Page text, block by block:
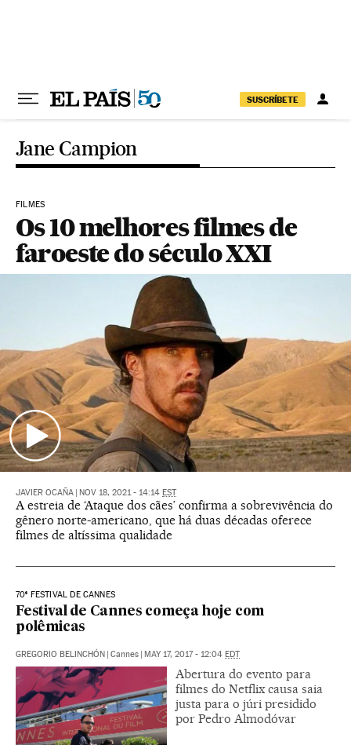
SUSCRÍBETE
Jane Campion
FILMES
Os 10 melhores filmes de
faroeste do século XXI
JAVIER OCAÑA NOV 18, 2021 - 14:14 EST
A estreia de ‘Ataque dos cães’ confirma a sobrevivência do
gênero norte-americano, que há duas décadas oferece
filmes de altíssima qualidade
70ª FESTIVAL DE CANNES
Festival de Cannes começa hoje com
polêmicas
GREGORIO BELINCHÓN Cannes MAY 17, 2017 - 12:04 EDT
Abertura do evento para
filmes do Netflix causa saia
justa para o júri presidido
por Pedro Almodóvar